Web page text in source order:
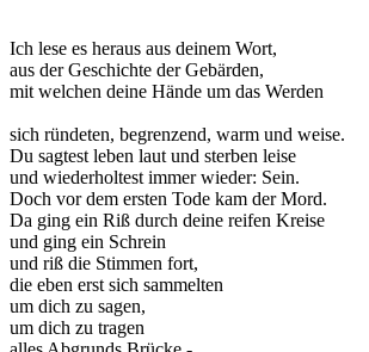
Ich lese es heraus aus deinem Wort,
aus der Geschichte der Gebärden,
mit welchen deine Hände um das Werden
sich ründeten, begrenzend, warm und weise.
Du sagtest leben laut und sterben leise
und wiederholtest immer wieder: Sein.
Doch vor dem ersten Tode kam der Mord.
Da ging ein Riß durch deine reifen Kreise
und ging ein Schrein
und riß die Stimmen fort,
die eben erst sich sammelten
um dich zu sagen,
um dich zu tragen